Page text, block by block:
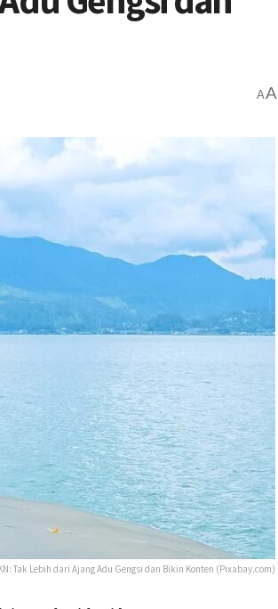
AA
Tak Lebih dari Ajang Adu Gengsi dan Bikin Konten (Pixabay.com)